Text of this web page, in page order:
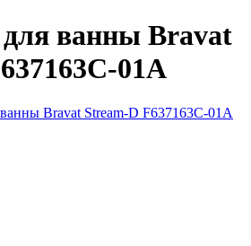
ванны Bravat
01A